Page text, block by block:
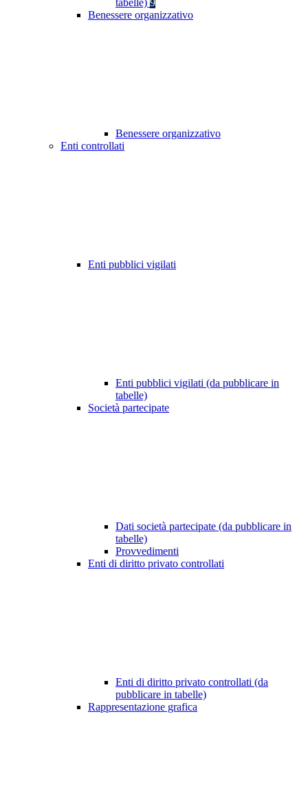
tabelle) 9
Benessere organizzativo
Benessere organizzativo
Enti controllati
Enti pubblici vigilati
Enti pubblici vigilati (da pubblicare in
tabelle)
Società partecipate
Dati società partecipate (da pubblicare in
tabelle)
Provvedimenti
Enti di diritto privato controllati
Enti di diritto privato controllati (da
pubblicare in tabelle)
Rappresentazione grafica